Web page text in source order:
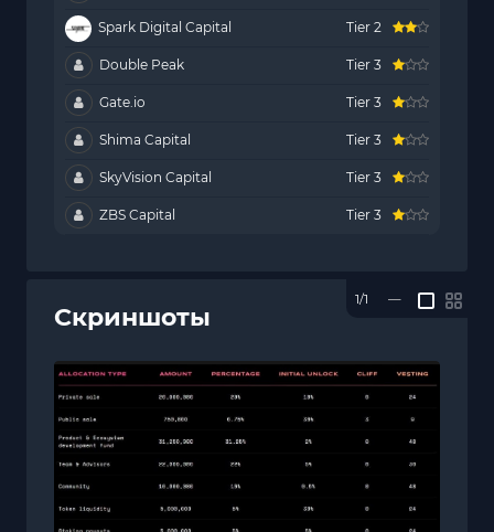
Spark Digital Capital Tier 2
Double Peak Tier 3
Gate.io Tier 3
Shima Capital Tier 3
SkyVision Capital Tier 3
ZBS Capital Tier 3
Скриншоты
1/1 —